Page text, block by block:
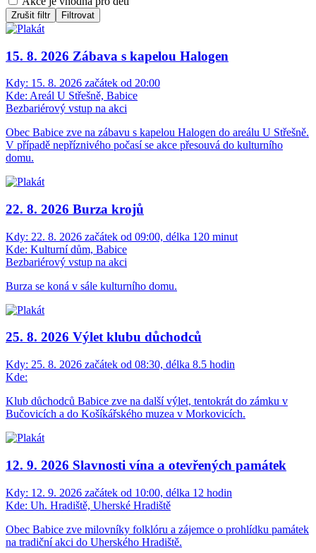
Zrušit filtr Filtrovat
15. 8. 2026 Zábava s kapelou Halogen
Kdy: 15. 8. 2026 začátek od 20:00
Kde: Areál U Střešně, Babice
Bezbariérový vstup na akci
Obec Babice zve na zábavu s kapelou Halogen do areálu U Střešně.
V případě nepříznivého počasí se akce přesouvá do kulturního
domu.
22. 8. 2026 Burza krojů
Kdy: 22. 8. 2026 začátek od 09:00, délka 120 minut
Kde: Kulturní dům, Babice
Bezbariérový vstup na akci
Burza se koná v sále kulturního domu.
25. 8. 2026 Výlet klubu důchodců
Kdy: 25. 8. 2026 začátek od 08:30, délka 8.5 hodin
Kde:
Klub důchodců Babice zve na další výlet, tentokrát do zámku v
Bučovicích a do Košíkářského muzea v Morkovicích.
12. 9. 2026 Slavnosti vína a otevřených památek
Kdy: 12. 9. 2026 začátek od 10:00, délka 12 hodin
Kde: Uh. Hradiště, Uherské Hradiště
Obec Babice zve milovníky folklóru a zájemce o prohlídku památek
na tradiční akci do Uherského Hradiště.